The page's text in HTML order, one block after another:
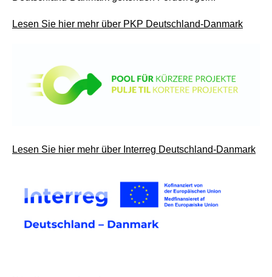
Lesen Sie hier mehr über PKP Deutschland-Danmark
Lesen Sie hier mehr über Interreg Deutschland-Danmark